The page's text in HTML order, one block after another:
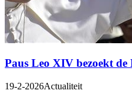
Paus Leo XIV bezoekt de
19-2-2026Actualiteit